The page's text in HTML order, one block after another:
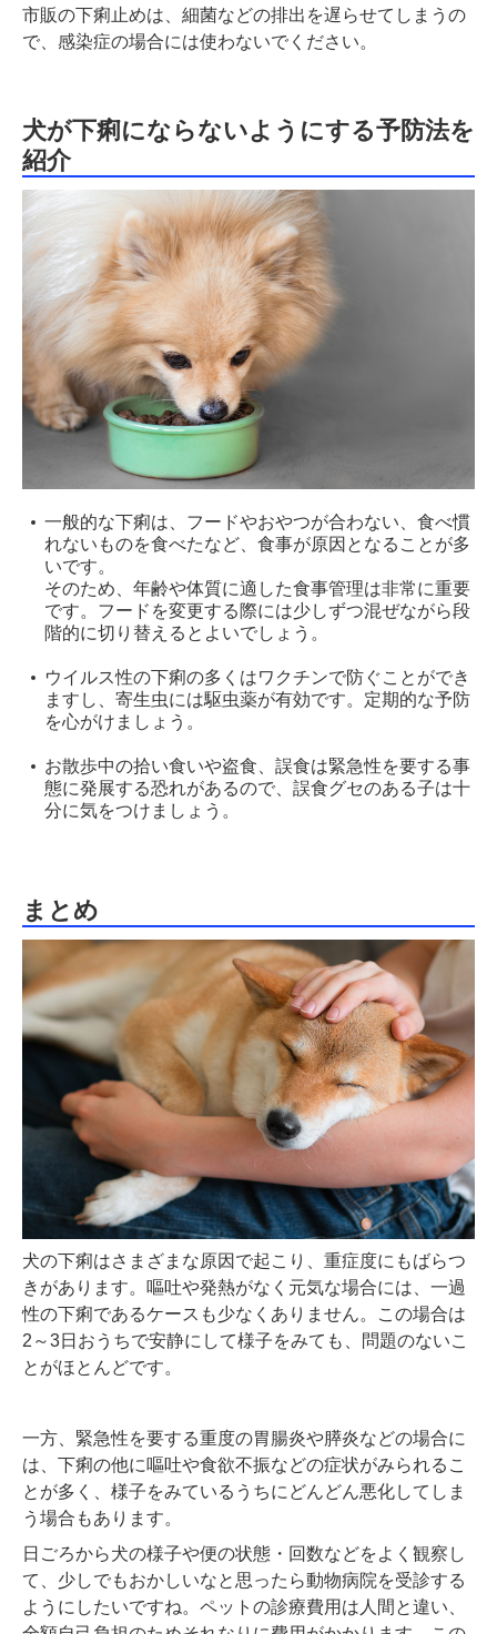
市販の下痢止めは、細菌などの排出を遅らせてしまうの
で、感染症の場合には使わないでください。
犬が下痢にならないようにする予防法を
紹介
一般的な下痢は、フードやおやつが合わない、食べ慣
れないものを食べたなど、食事が原因となることが多
いです。
そのため、年齢や体質に適した食事管理は非常に重要
です。フードを変更する際には少しずつ混ぜながら段
階的に切り替えるとよいでしょう。
ウイルス性の下痢の多くはワクチンで防ぐことができ
ますし、寄生虫には駆虫薬が有効です。定期的な予防
を心がけましょう。
お散歩中の拾い食いや盗食、誤食は緊急性を要する事
態に発展する恐れがあるので、誤食グセのある子は十
分に気をつけましょう。
まとめ
犬の下痢はさまざまな原因で起こり、重症度にもばらつ
きがあります。嘔吐や発熱がなく元気な場合には、一過
性の下痢であるケースも少なくありません。この場合は
2～3日おうちで安静にして様子をみても、問題のないこ
とがほとんどです。
一方、緊急性を要する重度の胃腸炎や膵炎などの場合に
は、下痢の他に嘔吐や食欲不振などの症状がみられるこ
とが多く、様子をみているうちにどんどん悪化してしま
う場合もあります。
日ごろから犬の様子や便の状態・回数などをよく観察し
て、少しでもおかしいなと思ったら動物病院を受診する
ようにしたいですね。ペットの診療費用は人間と違い、